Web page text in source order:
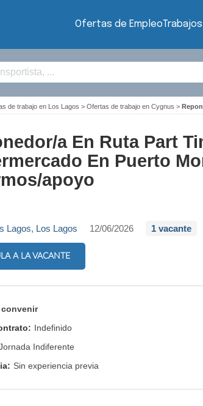
Ofertas de Empleo
de trabajo en Los Lagos > Ofertas de trabajo en Cygnus >
a En Ruta Part
En Puerto
apoyo
Lagos, Los Lagos 12/06/2026 1 vacante
A LA VACANTE
convenir
Indefinido
Indiferente
Sin experiencia previa